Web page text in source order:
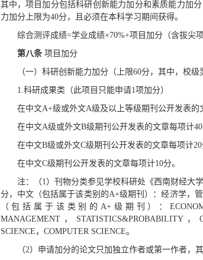
其中，项目加分包括科研创新能力加分和素质能力加
力加分上限为40分，且必须在本科学习期间获得。
综合测评成绩=学业成绩×70%+项目加分（含拔尖
第八条项目加分
（一）科研创新能力加分（上限60分，其中，校级
1.科研成果类（此项目只能申请1项加分）
在中文A+级或外文A级及以上等级期刊公开发表的
在中文A级或外文B级期刊公开发表的文章每项计40
在中文B级或外文C级期刊公开发表的文章每项计20
在中文C级期刊公开发表的文章每项计10分。
注：（1）刊物分类参见学校科研处《西南财经大
分，中文（包括属于该类别的A+级期刊）：经济学，
（包括属于该类别的A+级期刊）：
MANAGEMENT，STATISTICS&PROBABILITY，
SCIENCE，COMPUTER SCIENCE。
（2）申请加分的论文只加独立作者或第一作者，